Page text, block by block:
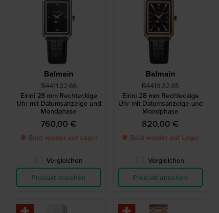
Balmain
B4411.32.66
Eirini 28 mm Rechteckige
Uhr mit Datumsanzeige und
Mondphase
760,00 €
● Bald wieder auf Lager
Vergleichen
Produkt ansehen
Balmain
B4419.32.65
Eirini 28 mm Rechteckige
Uhr mit Datumsanzeige und
Mondphase
820,00 €
● Bald wieder auf Lager
Vergleichen
Produkt ansehen